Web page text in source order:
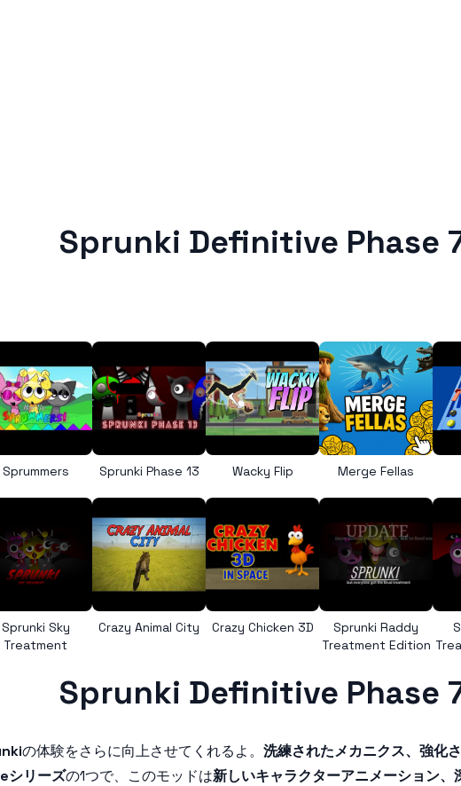
Sprunki Definitive Phase
Sprummers Sprunki Phase 13 Wacky Flip Merge Fellas
Sprunki Sky
Treatment
Crazy Animal City Crazy Chicken 3D
Sprunki Raddy
Treatment Edition
Sprunki Definitive Phase
の体験をさらに向上させてくれるよ。 洗練されたメカニクス、強化
リーズの1つで、このモッドは新しいキャラクターアニメーション